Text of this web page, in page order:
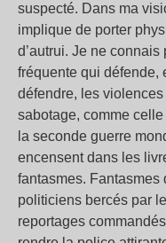
suspecté. Dans ma
implique de porter
d’autrui. Je ne
fréquente qui défende,
défendre, les
sabotage, comme
la seconde guerre
encensent dans les
fantasmes. Fantasmes
politiciens bercés par
reportages